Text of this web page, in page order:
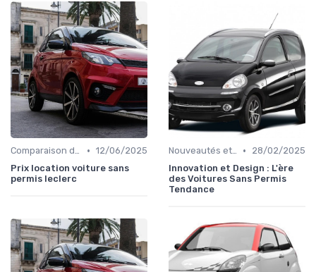
Comparaison des Modèles • 12/06/2025
Prix location voiture sans
permis leclerc
Nouveautés et Tendances •
28/02/2025
Innovation et Design : L'ère
des Voitures Sans Permis
Tendance